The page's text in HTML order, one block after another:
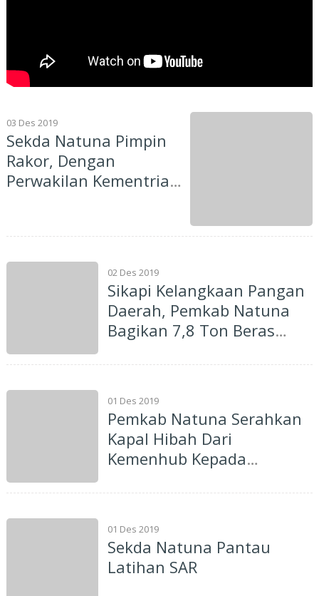
03 Des 2019
Sekda Natuna Pimpin
Rakor, Dengan
Perwakilan Kementrian
02 Des 2019
Sikapi Kelangkaan Pangan
Daerah, Pemkab Natuna
Bagikan 7,8 Ton Beras
01 Des 2019
Pemkab Natuna Serahkan
Kapal Hibah Dari
Kemenhub Kepada
01 Des 2019
Sekda Natuna Pantau
Latihan SAR